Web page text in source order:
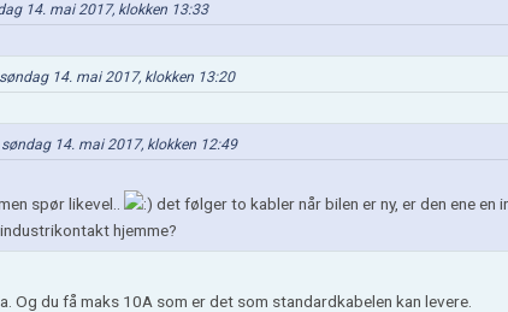
14. mai 2017, klokken 13:33
14. mai 2017, klokken 13:20
14. mai 2017, klokken 12:49
spør likevel..
det følger to kabler når bilen er ny, er den ene
hjemme?
Og du få maks 10A som er det som standardkabelen kan levere.